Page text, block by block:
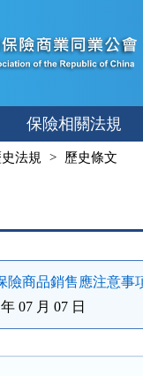
保險相關法規
法規 歷史條文
險商品銷售應注意事
07 月 07 日